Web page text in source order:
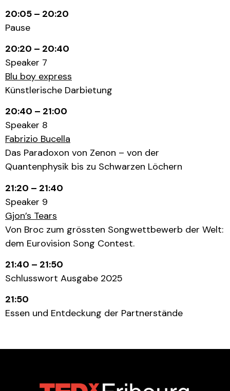
20:05 – 20:20
Pause
20:20 – 20:40
Speaker 7
Blu boy express
Künstlerische Darbietung
20:40 – 21:00
Speaker 8
Fabrizio Bucella
Das Paradoxon von Zenon – von der
Quantenphysik bis zu Schwarzen Löchern
21:20 – 21:40
Speaker 9
Gjon’s Tears
Von Broc zum grössten Songwettbewerb der Welt:
dem Eurovision Song Contest.
21:40 – 21:50
Schlusswort Ausgabe 2025
21:50
Essen und Entdeckung der Partnerstände